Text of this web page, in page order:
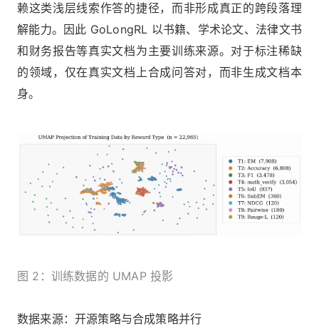
赖这类浅层线索作答的捷径，而非形成真正的跨段落理
解能力。因此 GoLongRL 以书籍、学术论文、法律文书
和财务报告等真实文档为主要训练来源。对于标注稀缺
的领域，仅在真实文档上合成问答对，而非生成文档本
身。
图 2：训练数据的 UMAP 投影
数据来源：开源策略与合成策略并行